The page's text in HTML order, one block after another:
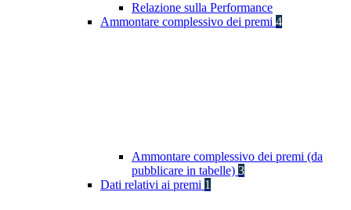
Relazione sulla Performance
Ammontare complessivo dei premi 4
Ammontare complessivo dei premi (da
pubblicare in tabelle) 3
Dati relativi ai premi 1